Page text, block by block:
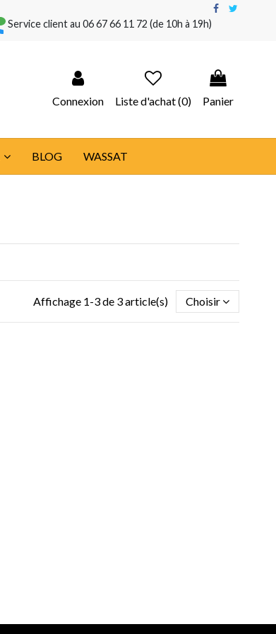
Service client au06 67 66 11 72 (de 10h à 19h)
Connexion Liste d'achat (0) Panier
BLOG WASSAT
Affichage 1-3 de 3 article(s) Choisir